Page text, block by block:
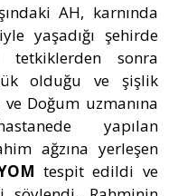
AH, karnında
yaşadığı şehirde
tetkiklerden sonra
olduğu ve şişlik
ve Doğum uzmanına
yapılan
ağzına yerleşen
tespit edildi ve